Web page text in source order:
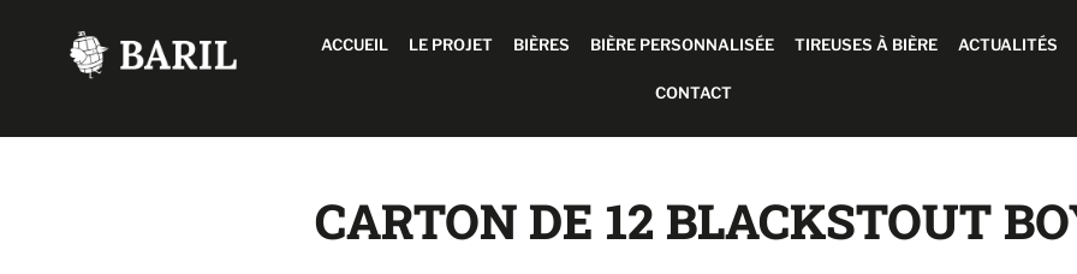
ACCUEIL LE PROJET BIÈRES BIÈRE PERSONNALISÉE TIREUSES À BIÈRE ACTUALITÉS
CONTACT
CARTON DE 12 BLACKSTOUT